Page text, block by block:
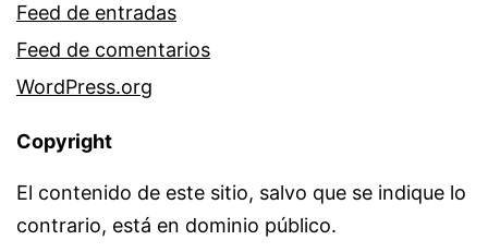
Feed de entradas
Feed de comentarios
WordPress.org
Copyright
El contenido de este sitio, salvo que se indique lo
contrario, está en dominio público.